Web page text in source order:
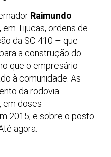
Raimundo
em Tijucas, ordens de
da SC-410 – que
a construção do
que o empresário
à comunidade. As
da rodovia
em doses
2015; e sobre o posto
agora.